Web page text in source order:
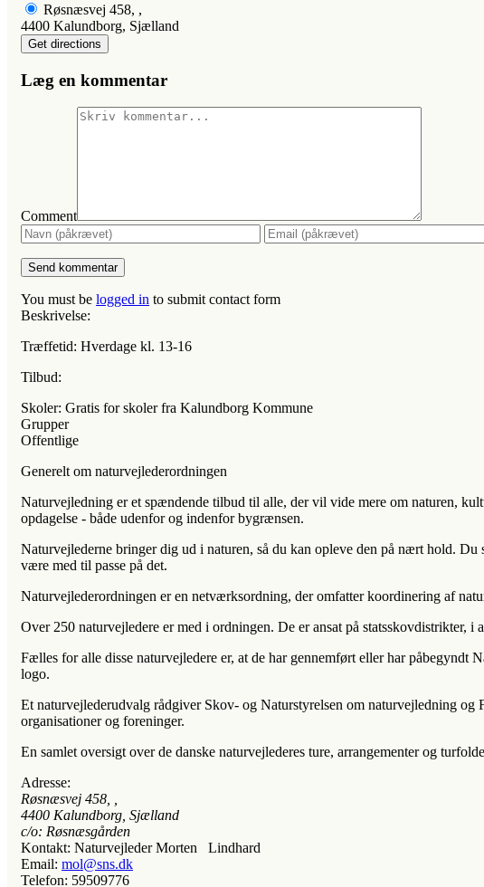
Røsnæsvej 458, ,
4400 Kalundborg, Sjælland
Læg en kommentar
Comment
You must be logged in to submit contact form
Beskrivelse:
Træffetid: Hverdage kl. 13-16
Tilbud:
Skoler: Gratis for skoler fra Kalundborg Kommune
Grupper
Offentlige
Generelt om naturvejlederordningen
Naturvejledning er et spændende tilbud til alle, der vil vide mere om naturen,
opdagelse - både udenfor og indenfor bygrænsen.
Naturvejlederne bringer dig ud i naturen, så du kan opleve den på nært hold.
være med til passe på det.
Naturvejlederordningen er en netværksordning, der omfatter koordinering af
Over 250 naturvejledere er med i ordningen. De er ansat på statsskovdistrikter, i
Fælles for alle disse naturvejledere er, at de har gennemført eller har påbegyndt
logo.
Et naturvejlederudvalg rådgiver Skov- og Naturstyrelsen om naturvejledning
organisationer og foreninger.
En samlet oversigt over de danske naturvejlederes ture, arrangementer og
Adresse:
Røsnæsvej 458
4400 Kalundborg, Sjælland
c/o: Røsnæsgården
Kontakt: Naturvejleder Morten Lindhard
Email: mol@sns.dk
Telefon: 59509776